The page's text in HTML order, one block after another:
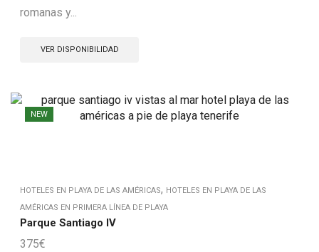
romanas y...
VER DISPONIBILIDAD
NEW
HOTELES EN PLAYA DE LAS AMÉRICAS, HOTELES EN PLAYA DE LAS
AMÉRICAS EN PRIMERA LÍNEA DE PLAYA
Parque Santiago IV
375€